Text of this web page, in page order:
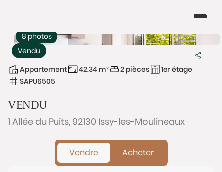
Vendu
8 photos
Appartement 42.34 m² 2 pièces
1er étage
SAPU6505
VENDU
1 Allée du Puits, 92130 Issy-les-Moulineaux
Vendre Acheter